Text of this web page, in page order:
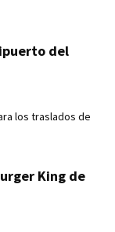
del
los traslados de
King de